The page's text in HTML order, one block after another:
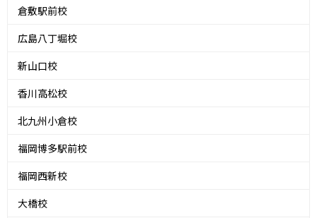
倉敷駅前校
広島八丁堀校
新山口校
香川高松校
北九州小倉校
福岡博多駅前校
福岡西新校
大橋校